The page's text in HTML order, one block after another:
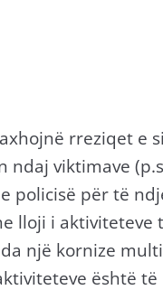
rreziqet e
viktimave
policisë për të
lloji i
një kornize
është të